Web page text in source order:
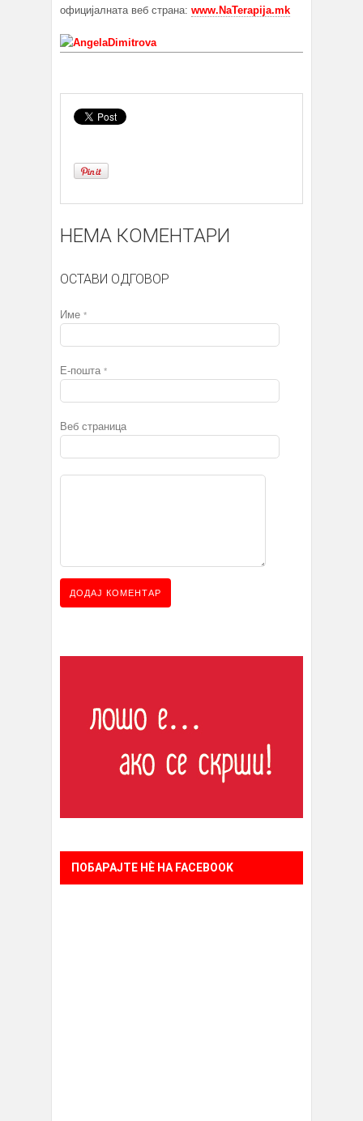
официјалната веб страна: www.NaTerapija.mk
НЕМА КОМЕНТАРИ
ОСТАВИ ОДГОВОР
Име *
Е-пошта *
Веб страница
ПОБАРАЈТЕ НÈ НА FACEBOOK